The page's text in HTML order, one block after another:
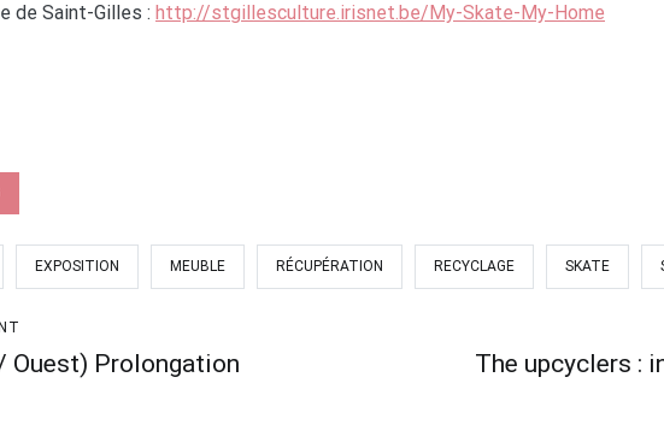
de Saint-Gilles : http://stgillesculture.irisnet.be/My-Skate-My-Home
EXPOSITION MEUBLE RÉCUPÉRATION RECYCLAGE SKATE
Ouest) Prolongation The upcyclers :